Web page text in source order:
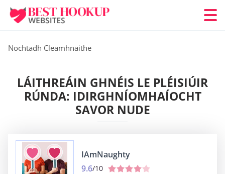
Nochtadh Cleamhnaithe
LÁITHREÁIN GHNÉIS LE PLÉISIÚIR
RÚNDA: IDIRGHNÍOMHAÍOCHT
SAVOR NUDE
IAmNaughty
9.6/10